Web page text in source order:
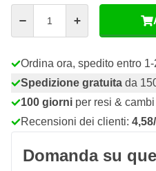
Ordina ora, spedito entro
Spedizione gratuita da
100 giorni per resi & cambi
Recensioni dei clienti:
Domanda su